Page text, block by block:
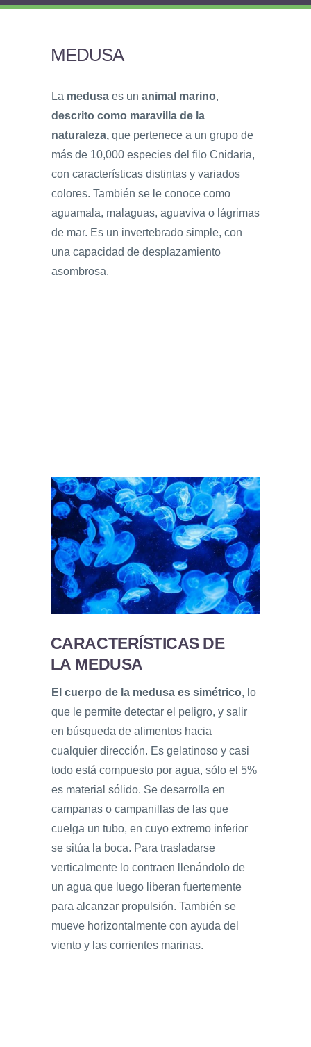
MEDUSA
La medusa es un animal marino,
descrito como maravilla de la
naturaleza, que pertenece a un grupo de
más de 10,000 especies del filo Cnidaria,
con características distintas y variados
colores. También se le conoce como
aguamala, malaguas, aguaviva o lágrimas
de mar. Es un invertebrado simple, con
una capacidad de desplazamiento
asombrosa.
CARACTERÍSTICAS DE
LA MEDUSA
El cuerpo de la medusa es simétrico, lo
que le permite detectar el peligro, y salir
en búsqueda de alimentos hacia
cualquier dirección. Es gelatinoso y casi
todo está compuesto por agua, sólo el 5%
es material sólido. Se desarrolla en
campanas o campanillas de las que
cuelga un tubo, en cuyo extremo inferior
se sitúa la boca. Para trasladarse
verticalmente lo contraen llenándolo de
un agua que luego liberan fuertemente
para alcanzar propulsión. También se
mueve horizontalmente con ayuda del
viento y las corrientes marinas.